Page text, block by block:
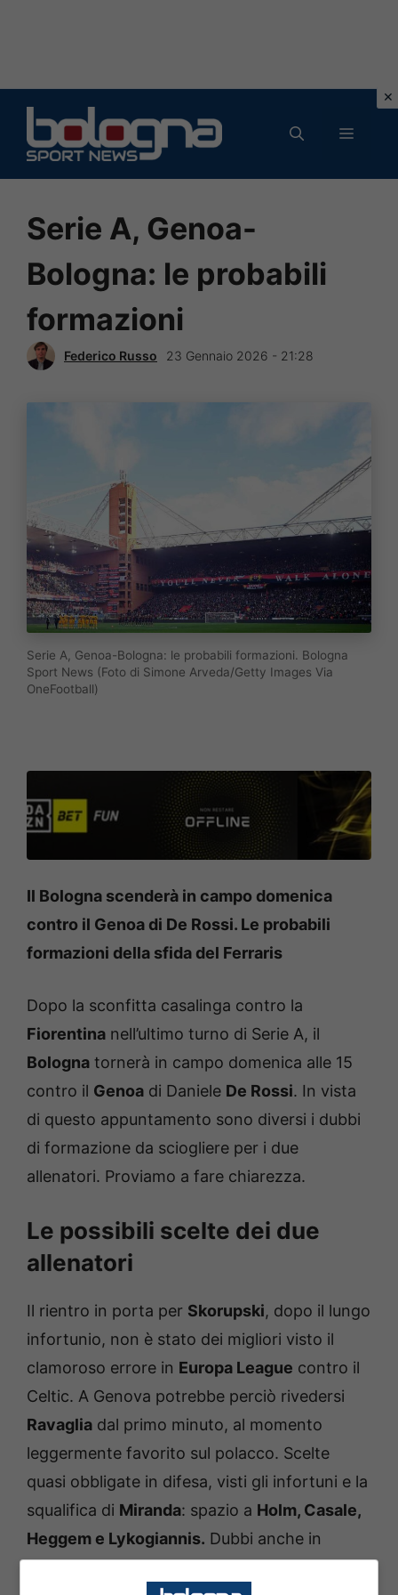
contenuto
MENU
Serie A, Genoa-
Bologna: le probabili
formazioni
Federico Russo 23 Gennaio 2026 - 21:28
Serie A, Genoa-Bologna: le probabili formazioni. Bologna
Sport News (Foto di Simone Arveda/Getty Images Via
OneFootball)
Il Bologna scenderà in campo domenica
contro il Genoa di De Rossi. Le probabili
formazioni della sfida del Ferraris
Dopo la sconfitta casalinga contro la
Fiorentina nell’ultimo turno di Serie A, il
Bologna tornerà in campo domenica alle 15
contro il Genoa di Daniele De Rossi. In vista
di questo appuntamento sono diversi i dubbi
di formazione da sciogliere per i due
allenatori. Proviamo a fare chiarezza.
Le possibili scelte dei due
allenatori
Il rientro in porta per Skorupski, dopo il lungo
infortunio, non è stato dei migliori visto il
clamoroso errore in Europa League contro il
Celtic. A Genova potrebbe perciò rivedersi
Ravaglia dal primo minuto, al momento
leggermente favorito sul polacco. Scelte
quasi obbligate in difesa, visti gli infortuni e la
squalifica di Miranda: spazio a Holm, Casale,
Heggem e Lykogiannis. Dubbi anche in
mediana dovePobegainsidiaMoroper una